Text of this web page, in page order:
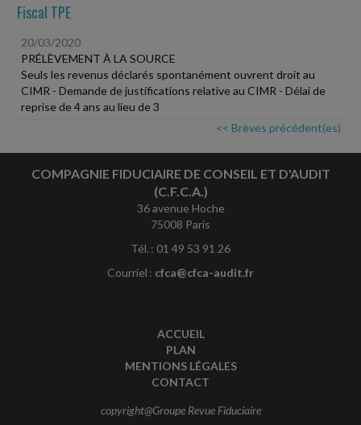
Fiscal TPE
20/03/2020
PRÉLÈVEMENT À LA SOURCE
Seuls les revenus déclarés spontanément ouvrent droit au
CIMR - Demande de justifications relative au CIMR - Délai de
reprise de 4 ans au lieu de 3
<< Brèves précédent(es)
COMPAGNIE FIDUCIAIRE DE CONSEIL ET D'AUDIT
(C.F.C.A.)
36 avenue Hoche
75008 Paris
Tél. : 01 49 53 91 26
Courriel : cfca@cfca-audit.fr
ACCUEIL
PLAN
MENTIONS LÉGALES
CONTACT
copyright@Groupe Revue Fiduciaire